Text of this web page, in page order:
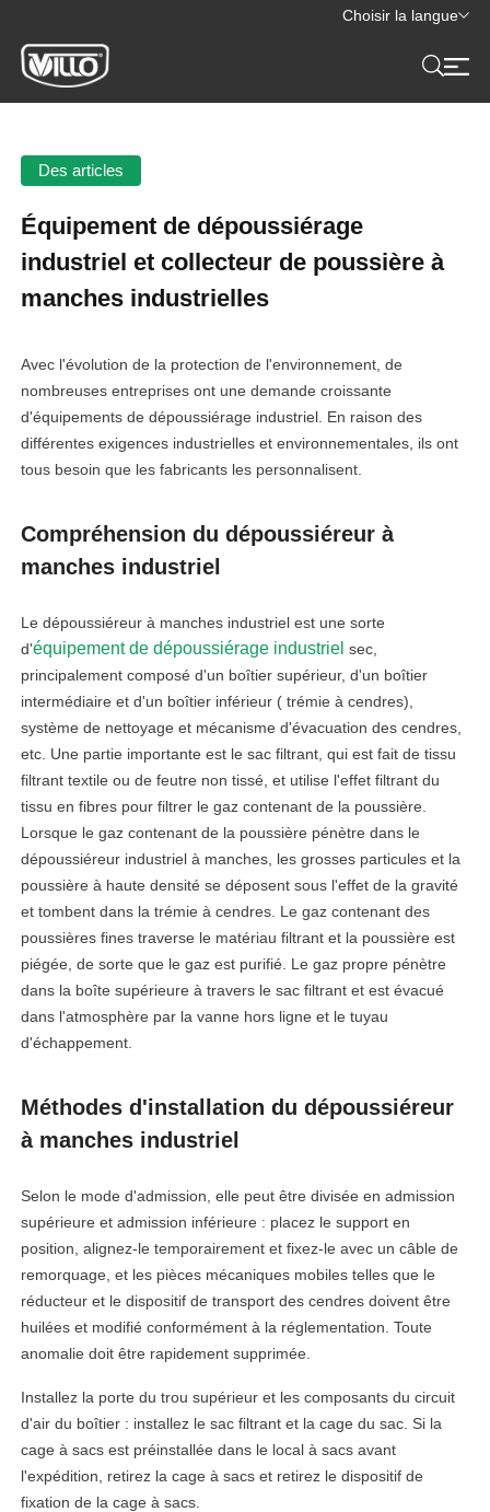
Choisir la langue
Des articles
Équipement de dépoussiérage
industriel et collecteur de poussière à
manches industrielles
Avec l'évolution de la protection de l'environnement, de
nombreuses entreprises ont une demande croissante
d'équipements de dépoussiérage industriel. En raison des
différentes exigences industrielles et environnementales, ils ont
tous besoin que les fabricants les personnalisent.
Compréhension du dépoussiéreur à
manches industriel
Le dépoussiéreur à manches industriel est une sorte
d'équipement de dépoussiérage industriel sec,
principalement composé d'un boîtier supérieur, d'un boîtier
intermédiaire et d'un boîtier inférieur ( trémie à cendres),
système de nettoyage et mécanisme d'évacuation des cendres,
etc. Une partie importante est le sac filtrant, qui est fait de tissu
filtrant textile ou de feutre non tissé, et utilise l'effet filtrant du
tissu en fibres pour filtrer le gaz contenant de la poussière.
Lorsque le gaz contenant de la poussière pénètre dans le
dépoussiéreur industriel à manches, les grosses particules et la
poussière à haute densité se déposent sous l'effet de la gravité
et tombent dans la trémie à cendres. Le gaz contenant des
poussières fines traverse le matériau filtrant et la poussière est
piégée, de sorte que le gaz est purifié. Le gaz propre pénètre
dans la boîte supérieure à travers le sac filtrant et est évacué
dans l'atmosphère par la vanne hors ligne et le tuyau
d'échappement.
Méthodes d'installation du dépoussiéreur
à manches industriel
Selon le mode d'admission, elle peut être divisée en admission
supérieure et admission inférieure : placez le support en
position, alignez-le temporairement et fixez-le avec un câble de
remorquage, et les pièces mécaniques mobiles telles que le
réducteur et le dispositif de transport des cendres doivent être
huilées et modifié conformément à la réglementation. Toute
anomalie doit être rapidement supprimée.
Installez la porte du trou supérieur et les composants du circuit
d'air du boîtier : installez le sac filtrant et la cage du sac. Si la
cage à sacs est préinstallée dans le local à sacs avant
l'expédition, retirez la cage à sacs et retirez le dispositif de
fixation de la cage à sacs.